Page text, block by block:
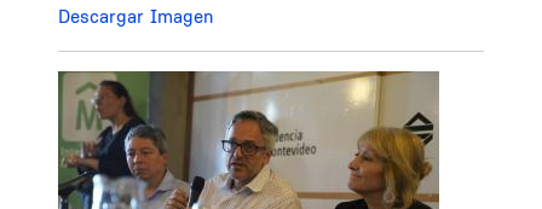
Descargar Imagen